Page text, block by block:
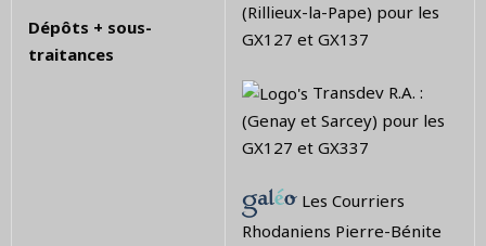
Dépôts + sous-
traitances
(Rillieux-la-Pape) pour les
GX127 et GX137
Transdev R.A. :
(Genay et Sarcey) pour les
GX127 et GX337
Les Courriers
Rhodaniens Pierre-Bénite